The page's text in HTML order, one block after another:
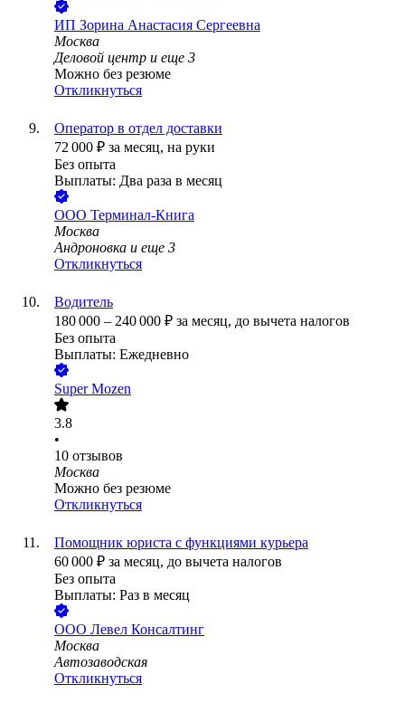
ИП Зорина Анастасия Сергеевна
Москва
Деловой центр и еще 3
Можно без резюме
Откликнуться
Оператор в отдел доставки
72 000 ₽ за месяц, на руки
Без опыта
Выплаты: Два раза в месяц
ООО Терминал-Книга
Москва
Андроновка и еще 3
Откликнуться
Водитель
180 000 – 240 000 ₽ за месяц, до вычета налогов
Без опыта
Выплаты: Ежедневно
Super Mozen
3.8
•
10 отзывов
Москва
Можно без резюме
Откликнуться
Помощник юриста с функциями курьера
60 000 ₽ за месяц, до вычета налогов
Без опыта
Выплаты: Раз в месяц
ООО Левел Консалтинг
Москва
Автозаводская
Откликнуться